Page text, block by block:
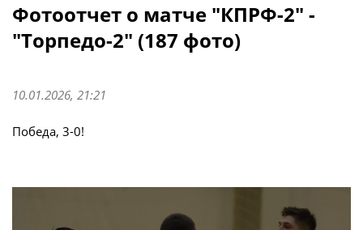
Фотоотчет о матче "КПРФ-2" -
"Торпедо-2" (187 фото)
10.01.2026, 21:21
Победа, 3-0!